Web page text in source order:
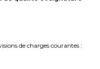
de charges courantes :